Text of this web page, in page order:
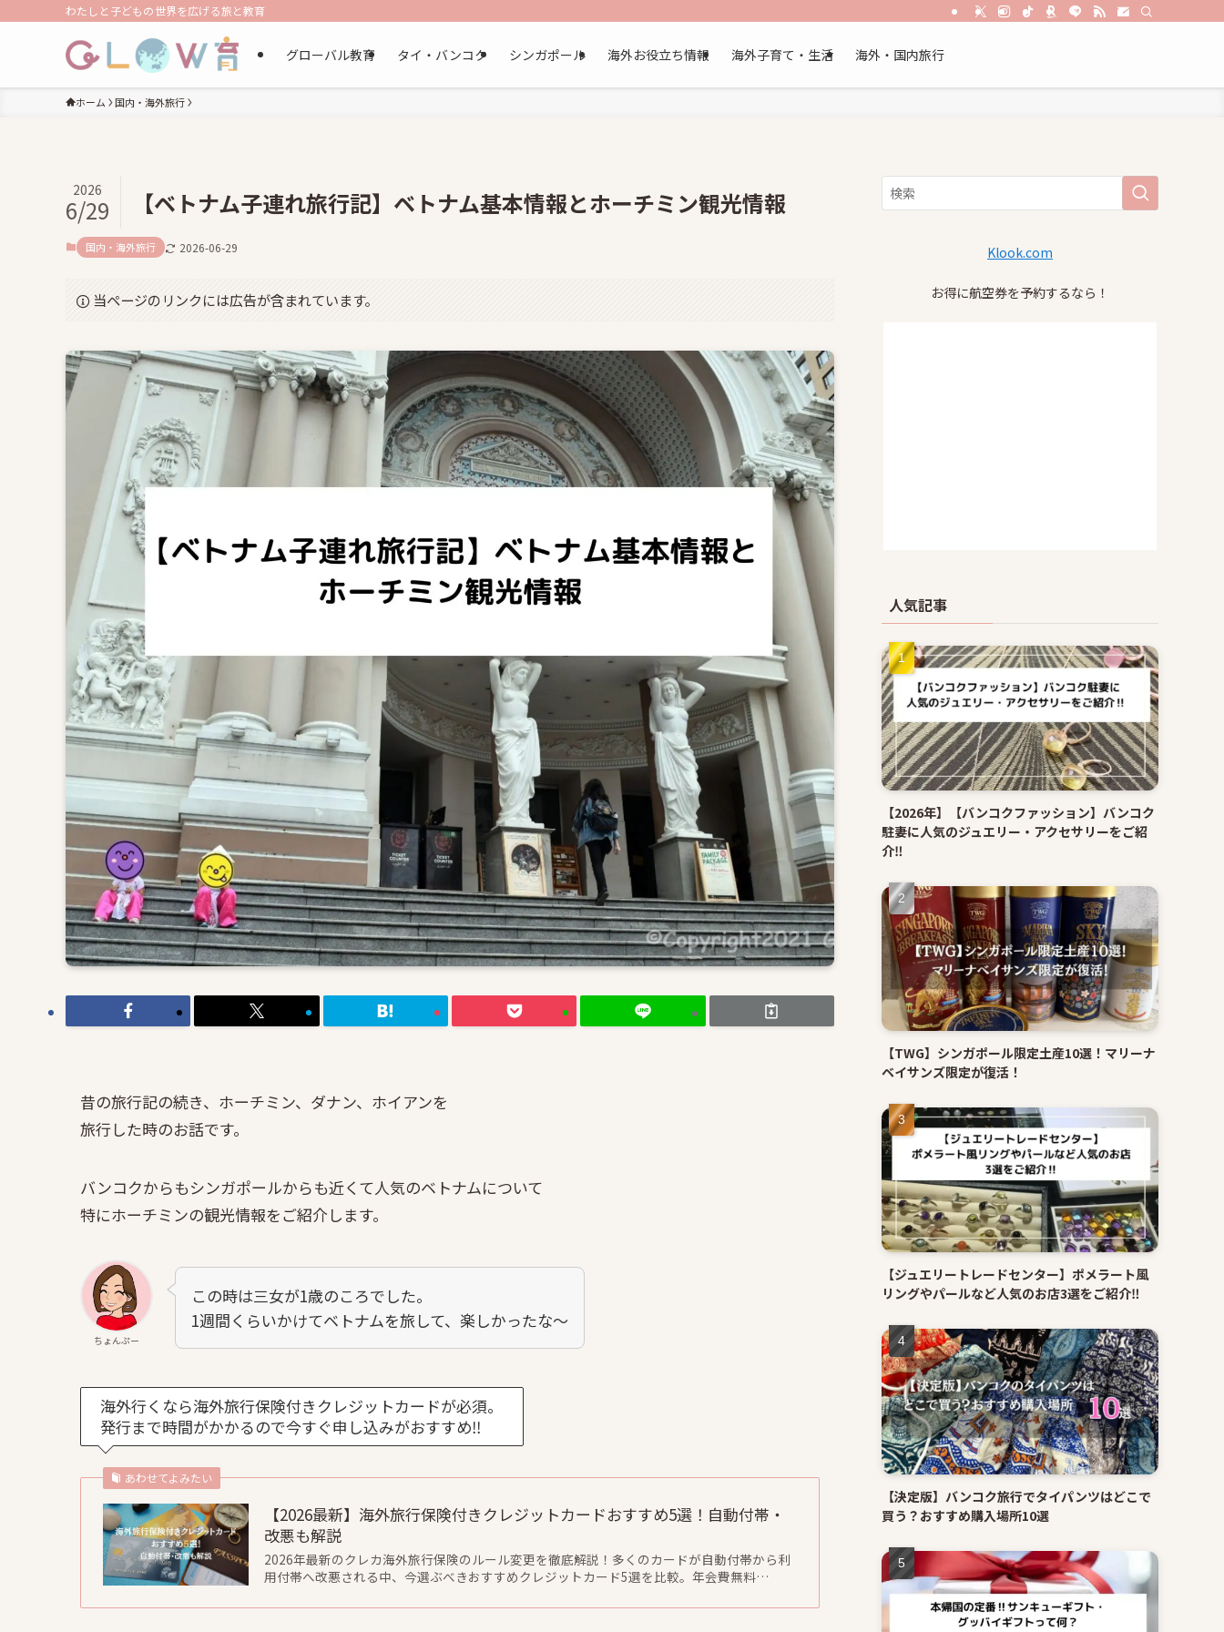
わたしと子どもの世界を広げる旅と教育
グローバル教育 タイ・バンコク シンガポール 海外お役立ち情報 海外子育て・生活 海外・国内旅行
ホーム 国内・海外旅行
【ベトナム子連れ旅行記】ベトナム基本情報とホーチミン観光情報
2026
6/29
国内・海外旅行 2026-06-29
当ページのリンクには広告が含まれています。
昔の旅行記の続き、ホーチミン、ダナン、ホイアンを
旅行した時のお話です。
バンコクからもシンガポールからも近くて人気のベトナムについて
特にホーチミンの観光情報をご紹介します。
ちょんぷー
この時は三女が1歳のころでした。
1週間くらいかけてベトナムを旅して、楽しかったな～
海外行くなら海外旅行保険付きクレジットカードが必須。
発行まで時間がかかるので今すぐ申し込みがおすすめ‼
あわせてよみたい
【2026最新】海外旅行保険付きクレジットカードおすすめ5選！自動付帯・
改悪も解説
2026年最新のクレカ海外旅行保険のルール変更を徹底解説！多くのカードが自動付帯から利
用付帯へ改悪される中、今選ぶべきおすすめクレジットカード5選を比較。年会費無料…
Klook.com
お得に航空券を予約するなら！
人気記事
【2026年】【バンコクファッション】バンコク
駐妻に人気のジュエリー・アクセサリーをご紹
介‼
【TWG】シンガポール限定土産10選！マリーナ
ベイサンズ限定が復活！
【ジュエリートレードセンター】ポメラート風
リングやパールなど人気のお店3選をご紹介‼
【決定版】バンコク旅行でタイパンツはどこで
買う？おすすめ購入場所10選